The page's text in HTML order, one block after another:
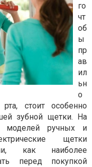
го
чт
об
ы
пр
ав
ил
ьн
о
стоит особенно
зубной щетки. На
моделей ручных и
щетки
как наиболее
перед покупкой